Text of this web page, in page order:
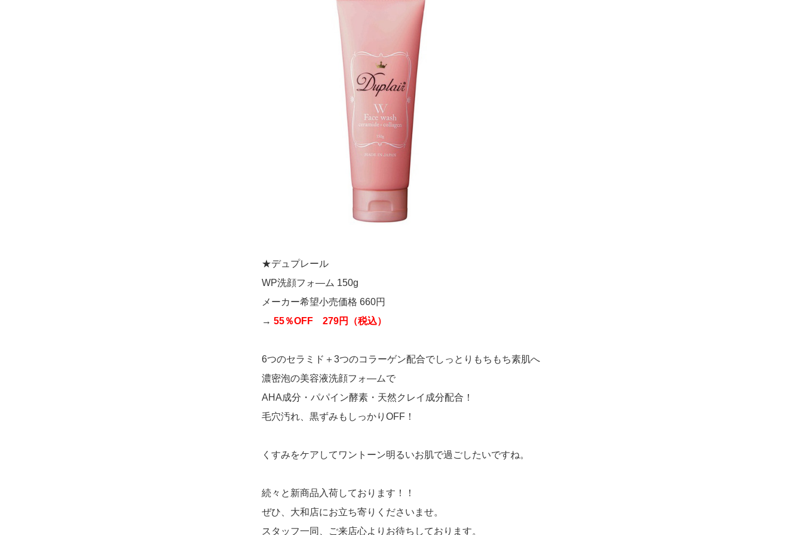
★デュプレール
WP洗顔フォ―ム 150g
メーカー希望小売価格 660円
→ 55％OFF 279円（税込）
6つのセラミド＋3つのコラーゲン配合でしっとりもちもち素肌へ
濃密泡の美容液洗顔フォ―ムで
AHA成分・パパイン酵素・天然クレイ成分配合！
毛穴汚れ、黒ずみもしっかりOFF！
くすみをケアしてワントーン明るいお肌で過ごしたいですね。
続々と新商品入荷しております！！
ぜひ、大和店にお立ち寄りくださいませ。
スタッフ一同、ご来店心よりお待ちしております。